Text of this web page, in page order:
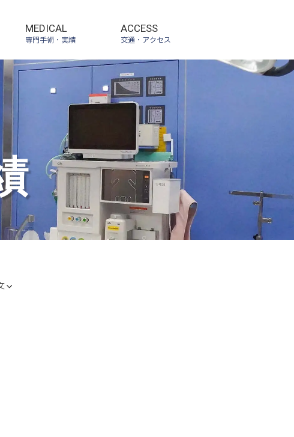
MEDICAL
専門手術・実績
ACCESS
交通・アクセス